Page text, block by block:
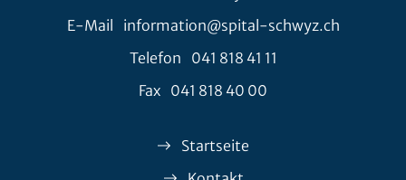
E-Mail
information@spital-schwyz.ch
Telefon
041 818 41 11
Fax 041 818 40 00
Startseite